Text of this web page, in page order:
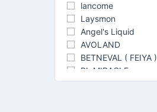
lancome
Laysmon
Angel's Liquid
AVOLAND
BETNEVAL ( FEIYA )
BL MIRACLE
BUTIQLAB